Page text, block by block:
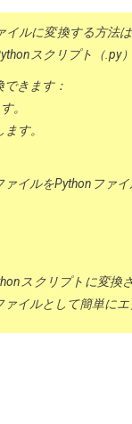
ルに変換する方法
スクリプト（.py
きます：
。
す。
イルをPythonファ
スクリプトに変
イルとして簡単にエ